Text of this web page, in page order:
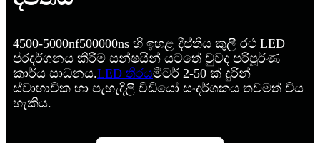
4500-5000nf500000ns හි ඉහළ දීප්තිය කුලී රථ LED
ප්රදර්ශනය කිරීම සන්ෂයින් යටතේ වුවද පරිපූර්ණ
කාර්ය සාධනය.LED තිරයමීටර් 2-50 ක් දුරින්
ස්වාභාවික හා පැහැදිලි වීඩියෝ සංදර්ශකය තවමත් විය
හැකිය.